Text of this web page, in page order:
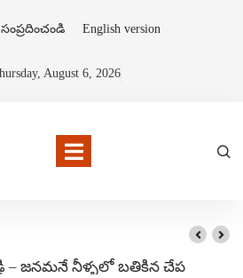
సంప్రదించండి English version
August 6, 2026
– జనమనే నీళ్ళలో బతికిన చేప